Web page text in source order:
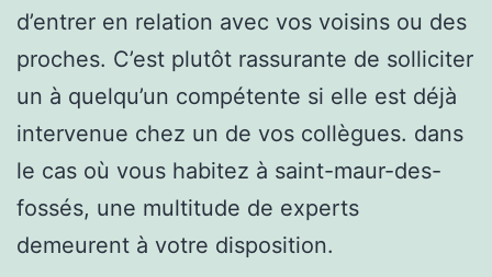
d’entrer en relation avec vos voisins ou des
proches. C’est plutôt rassurante de solliciter
un à quelqu’un compétente si elle est déjà
intervenue chez un de vos collègues. dans
le cas où vous habitez à saint-maur-des-
fossés, une multitude de experts
demeurent à votre disposition.